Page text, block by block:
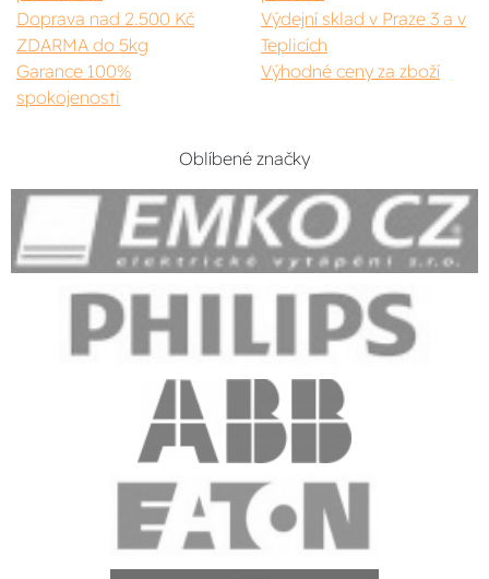
Doprava nad 2.500 Kč
ZDARMA do 5kg
Výdejní sklad v Praze 3 a v
Teplicích
Garance 100%
spokojenosti
Výhodné ceny za zboží
Oblíbené značky